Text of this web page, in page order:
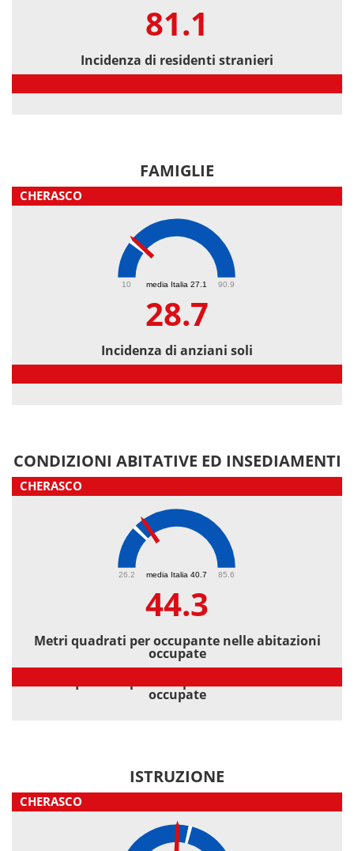
81.1
Incidenza di residenti stranieri
FAMIGLIE
CHERASCO
media Italia 27.1
10 90.9
28.7
Incidenza di anziani soli
CONDIZIONI ABITATIVE ED INSEDIAMENTI
CHERASCO
media Italia 40.7
26.2 85.6
44.3
Metri quadrati per occupante nelle abitazioni
occupate
occupate
ISTRUZIONE
CHERASCO